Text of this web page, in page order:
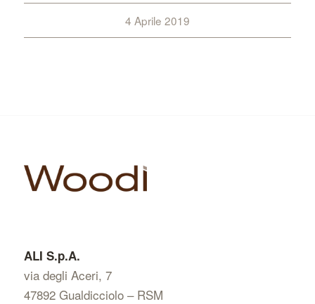
4 Aprile 2019
ALI S.p.A.
via degli Aceri, 7
47892 Gualdicciolo – RSM